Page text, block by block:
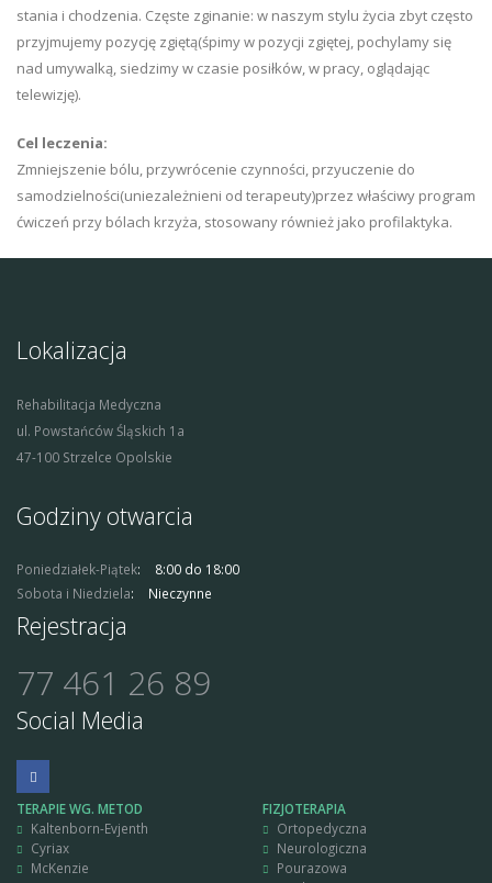
stania i chodzenia. Częste zginanie: w naszym stylu życia zbyt często
przyjmujemy pozycję zgiętą(śpimy w pozycji zgiętej, pochylamy się
nad umywalką, siedzimy w czasie posiłków, w pracy, oglądając
telewizję).
Cel leczenia:
Zmniejszenie bólu, przywrócenie czynności, przyuczenie do
samodzielności(uniezależnieni od terapeuty)przez właściwy program
ćwiczeń przy bólach krzyża, stosowany również jako profilaktyka.
Lokalizacja
Rehabilitacja Medyczna
ul. Powstańców Śląskich 1a
47-100 Strzelce Opolskie
Godziny otwarcia
Poniedziałek-Piątek
8:00 do 18:00
Sobota i Niedziela
Nieczynne
Rejestracja
77 461 26 89
Social Media
TERAPIE WG. METOD
Kaltenborn-Evjenth
Cyriax
McKenzie
FIZJOTERAPIA
Ortopedyczna
Neurologiczna
Pourazowa